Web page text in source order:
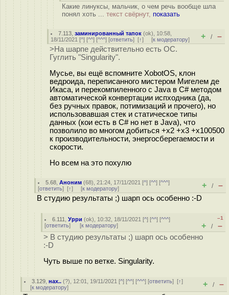
Какие линуксы, мальчик, о чем речь вообще шла
понял хоть ... текст свёрнут, показать
7.113 ,заминированный тапок (ok), 10:58,
18/11/2021 [^] [^^] [^^^] [ответить] [↑] [к модератору] + / –
>На шарпе действительно есть ОС.
Гуглить "Singularity".
Мусье, вы ещё вспомните XobotOS, клон
ведроида, переписанного мистером Мигелем де
Икаса, и перекомпиленного с Java в C# методом
автоматической конвертации испходника (да,
без ручных правок, потимизаций и прочего), но
использовавшая стек и статическое типы
данных (кои есть в C# но нет в Java), что
позволило во многом добиться +x2 +x3 +x100500
к производительности, энергосберегаемости и
скорости.
Но всем на это похулю
5.68 ,Аноним (68), 21:24, 17/11/2021 [^] [^^] [^^^]
[ответить] [↑] [к модератору] + / –
В студию результаты ;) шарп ось особенно :-D
6.111 ,Урри (ok), 10:32, 18/11/2021 [^] [^^] [^^^]
[ответить] [к модератору]
–1
+ / –
> В студию результаты ;) шарп ось особенно
:-D
Чуть выше по ветке. Singularity.
3.129 ,нах.. (?), 12:01, 19/11/2021 [^] [^^] [^^^] [ответить][↑]
[к модератору] + / –